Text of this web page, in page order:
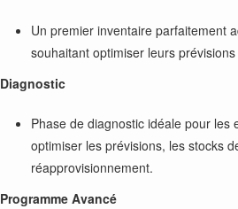
Un premier inventaire parfaitement
souhaitant optimiser leurs
Diagnostic
Phase de diagnostic idéale pour les
optimiser les prévisions, les stocks
réapprovisionnement.
Programme Avancé